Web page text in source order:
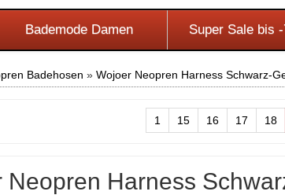
Bademode Damen Super Sale bis
Badehosen » Wojoer Neopren Harness Schwarz-
1 15 16 17 18
Neopren Harness